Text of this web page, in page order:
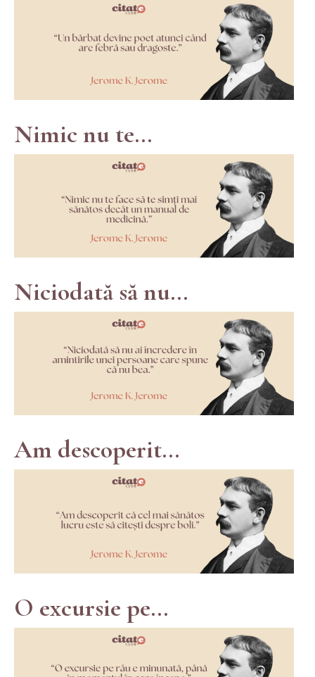
Nimic nu te...
Niciodată să nu...
Am descoperit...
O excursie pe...